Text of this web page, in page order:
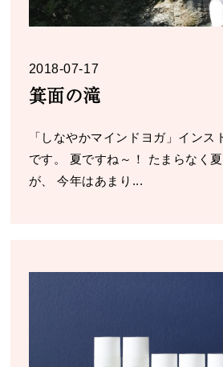
2018-07-17
箕面の滝
「しなやかマインドヨガ」インス
です。 夏ですね～！ たまらなく
が、 今年はあまり...